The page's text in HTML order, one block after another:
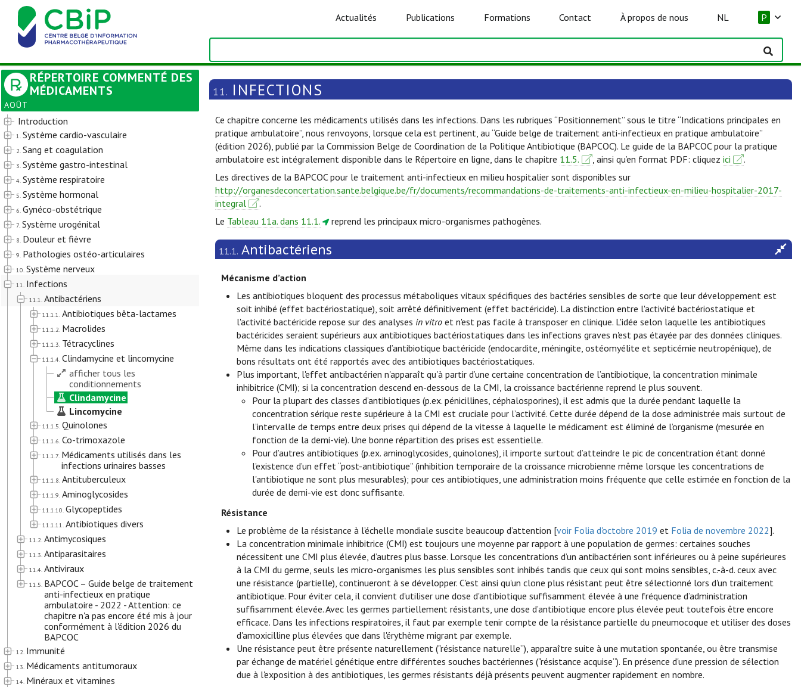
Actualités Publications Formations Contact À propos de nous NL P
RÉPERTOIRE COMMENTÉ DES
MÉDICAMENTS
AOÛT
Introduction
1. Système cardio-vasculaire
2. Sang et coagulation
3. Système gastro-intestinal
4. Système respiratoire
5. Système hormonal
6. Gynéco-obstétrique
7. Système urogénital
8. Douleur et fièvre
9. Pathologies ostéo-articulaires
10. Système nerveux
11. Infections
11.1. Antibactériens
11.1.1. Antibiotiques bêta-lactames
11.1.2. Macrolides
11.1.3. Tétracyclines
11.1.4. Clindamycine et lincomycine
afficher tous les
conditionnements
Clindamycine
Lincomycine
11.1.5. Quinolones
11.1.6. Co-trimoxazole
11.1.7. Médicaments utilisés dans les
infections urinaires basses
11.1.8. Antituberculeux
11.1.9. Aminoglycosides
11.1.10. Glycopeptides
11.1.11. Antibiotiques divers
11.2. Antimycosiques
11.3. Antiparasitaires
11.4. Antiviraux
11.5. BAPCOC – Guide belge de traitement
anti-infectieux en pratique
ambulatoire - 2022 - Attention: ce
chapitre n'a pas encore été mis à jour
conformément à l'édition 2026 du
BAPCOC
12. Immunité
13. Médicaments antitumoraux
14. Minéraux et vitamines
11. INFECTIONS
Ce chapitre concerne les médicaments utilisés dans les infections. Dans les rubriques “Positionnement” sous le titre “Indications principales en
pratique ambulatoire”, nous renvoyons, lorsque cela est pertinent, au “Guide belge de traitement anti-infectieux en pratique ambulatoire”
(édition 2026), publié par la Commission Belge de Coordination de la Politique Antibiotique (BAPCOC). Le guide de la BAPCOC pour la pratique
ambulatoire est intégralement disponible dans le Répertoire en ligne, dans le chapitre 11.5. , ainsi qu’en format PDF: cliquez ici
.
Les directives de la BAPCOC pour le traitement anti-infectieux en milieu hospitalier sont disponibles sur
http://organesdeconcertation.sante.belgique.be/fr/documents/recommandations-de-traitements-anti-infectieux-en-milieu-hospitalier-2017-
integral
.
Le Tableau 11a. dans 11.1. reprend les principaux micro-organismes pathogènes.
11.1. Antibactériens
Mécanisme d’action
Les antibiotiques bloquent des processus métaboliques vitaux spécifiques des bactéries sensibles de sorte que leur développement est
soit inhibé (effet bactériostatique), soit arrêté définitivement (effet bactéricide). La distinction entre l'activité bactériostatique et
l'activité bactéricide repose sur des analyses in vitro et n'est pas facile à transposer en clinique. L'idée selon laquelle les antibiotiques
bactéricides seraient supérieurs aux antibiotiques bactériostatiques dans les infections graves n'est pas étayée par des données cliniques.
Même dans les indications classiques d’antibiotique bactéricide (endocardite, méningite, ostéomyélite et septicémie neutropénique), de
bons résultats ont été rapportés avec des antibiotiques bactériostatiques.
Plus important, l'effet antibactérien n'apparaît qu'à partir d’une certaine concentration de l’antibiotique, la concentration minimale
inhibitrice (CMI); si la concentration descend en-dessous de la CMI, la croissance bactérienne reprend le plus souvent.
Pour la plupart des classes d’antibiotiques (p.ex. pénicillines, céphalosporines), il est admis que la durée pendant laquelle la
concentration sérique reste supérieure à la CMI est cruciale pour l’activité. Cette durée dépend de la dose administrée mais surtout de
l’intervalle de temps entre deux prises qui dépend de la vitesse à laquelle le médicament est éliminé de l’organisme (mesurée en
fonction de la demi-vie). Une bonne répartition des prises est essentielle.
Pour d’autres antibiotiques (p.ex. aminoglycosides, quinolones), il importe surtout d’atteindre le pic de concentration étant donné
l’existence d’un effet “post-antibiotique” (inhibition temporaire de la croissance microbienne même lorsque les concentrations de
l'antibiotique ne sont plus mesurables); pour ces antibiotiques, une administration moins fréquente que celle estimée en fonction de la
durée de demi-vie est donc suffisante.
Résistance
Le problème de la résistance à l’échelle mondiale suscite beaucoup d’attention [voir Folia d'octobre 2019 et Folia de novembre 2022].
La concentration minimale inhibitrice (CMI) est toujours une moyenne par rapport à une population de germes: certaines souches
nécessitent une CMI plus élevée, d’autres plus basse. Lorsque les concentrations d’un antibactérien sont inférieures ou à peine supérieures
à la CMI du germe, seuls les micro-organismes les plus sensibles sont inhibés tandis que ceux qui sont moins sensibles, c.-à-d. ceux avec
une résistance (partielle), continueront à se développer. C'est ainsi qu'un clone plus résistant peut être sélectionné lors d'un traitement
antibiotique. Pour éviter cela, il convient d'utiliser une dose d'antibiotique suffisamment élevée à une fréquence d’administration
suffisamment élevée. Avec les germes partiellement résistants, une dose d’antibiotique encore plus élevée peut toutefois être encore
efficace. Dans les infections respiratoires, il faut par exemple tenir compte de la résistance partielle du pneumocoque et utiliser des doses
d'amoxicilline plus élevées que dans l'érythème migrant par exemple.
Une résistance peut être présente naturellement ("résistance naturelle”), apparaître suite à une mutation spontanée, ou être transmise
par échange de matériel génétique entre différentes souches bactériennes ("résistance acquise”). En présence d'une pression de sélection
due à l'exposition à des antibiotiques, les germes résistants déjà présents peuvent augmenter rapidement en nombre.